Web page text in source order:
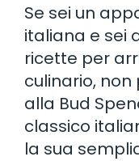
Se sei un
italiana e sei
ricette per
culinario, non
alla Bud
classico
la sua